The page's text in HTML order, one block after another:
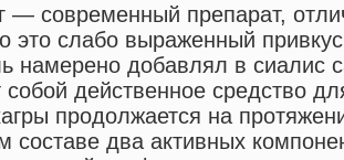
— современный препарат,
это слабо выраженный
намерено добавлял в сиалис
собой действенное средство
продолжается на
составе два активных